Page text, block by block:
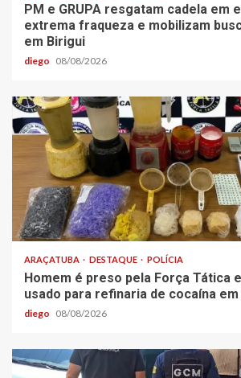
PM e GRUPA resgatam cadela em
extrema fraqueza e mobilizam
em Birigui
diego 08/08/2026
ARAÇATUBA DESTAQUE POLÍCIA
Homem é preso pela Força Tática
usado para refinaria de cocaína
diego 08/08/2026